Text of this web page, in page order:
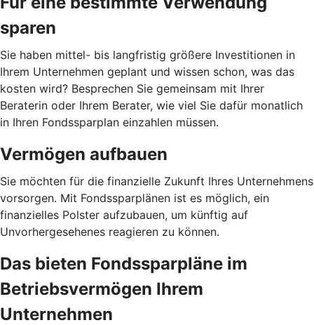
sparen
Sie haben mittel- bis langfristig größere Investitionen in
Ihrem Unternehmen geplant und wissen schon, was das
kosten wird? Besprechen Sie gemeinsam mit Ihrer
Beraterin oder Ihrem Berater, wie viel Sie dafür monatlich
in Ihren Fondssparplan einzahlen müssen.
Vermögen aufbauen
Sie möchten für die finanzielle Zukunft Ihres Unternehmens
vorsorgen. Mit Fondssparplänen ist es möglich, ein
finanzielles Polster aufzubauen, um künftig auf
Unvorhergesehenes reagieren zu können.
Das bieten Fondssparpläne im
Betriebsvermögen Ihrem
Unternehmen